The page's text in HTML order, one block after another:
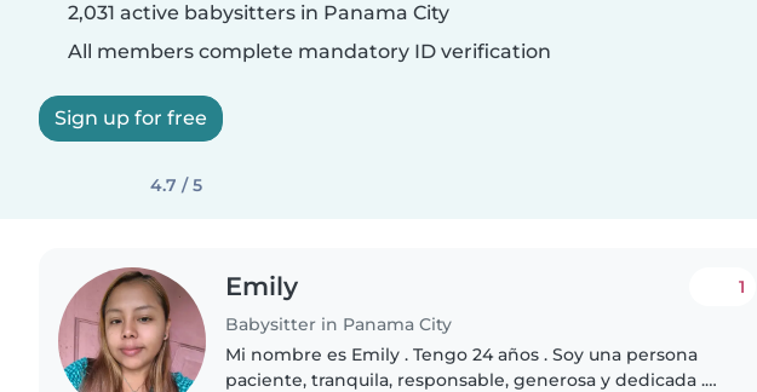
2,031 active babysitters in Panama City
All members complete mandatory ID verification
Sign up for free
4.7 / 5
Emily
Babysitter in Panama City
1
Mi nombre es Emily . Tengo 24 años . Soy una persona
paciente, tranquila, responsable, generosa y dedicada .